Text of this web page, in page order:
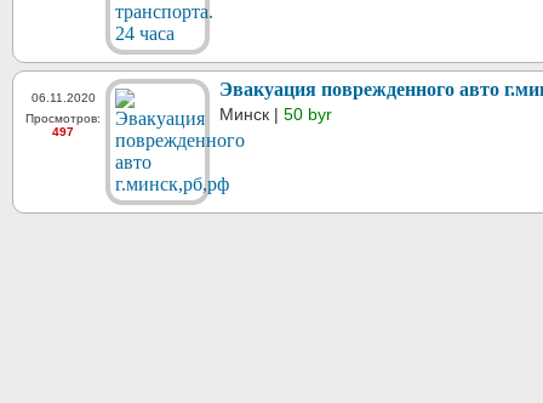
06.11.2020
Просмотров:
497
Эвакуация поврежденного авто
Минск | 50 byr